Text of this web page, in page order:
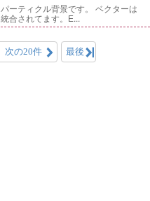
パーティクル背景です。 ベクターは
統合されてます。E...
次の20件 最後